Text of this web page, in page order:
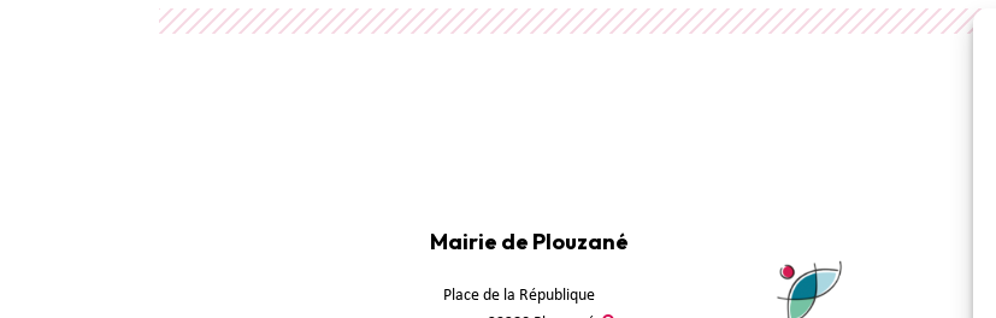
Mairie de Plouzané
Place de la République